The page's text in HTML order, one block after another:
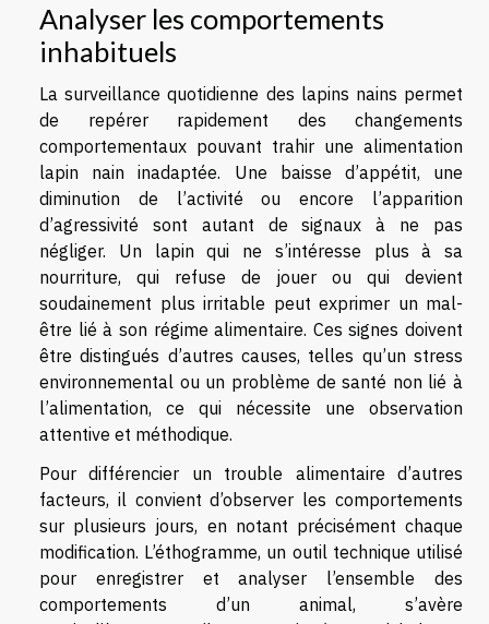
Analyser les comportements
inhabituels
La surveillance quotidienne des lapins nains permet
de repérer rapidement des changements
comportementaux pouvant trahir une alimentation
lapin nain inadaptée. Une baisse d’appétit, une
diminution de l’activité ou encore l’apparition
d’agressivité sont autant de signaux à ne pas
négliger. Un lapin qui ne s’intéresse plus à sa
nourriture, qui refuse de jouer ou qui devient
soudainement plus irritable peut exprimer un mal-
être lié à son régime alimentaire. Ces signes doivent
être distingués d’autres causes, telles qu’un stress
environnemental ou un problème de santé non lié à
l’alimentation, ce qui nécessite une observation
attentive et méthodique.
Pour différencier un trouble alimentaire d’autres
facteurs, il convient d’observer les comportements
sur plusieurs jours, en notant précisément chaque
modification. L’éthogramme, un outil technique utilisé
pour enregistrer et analyser l’ensemble des
comportements d’un animal, s’avère